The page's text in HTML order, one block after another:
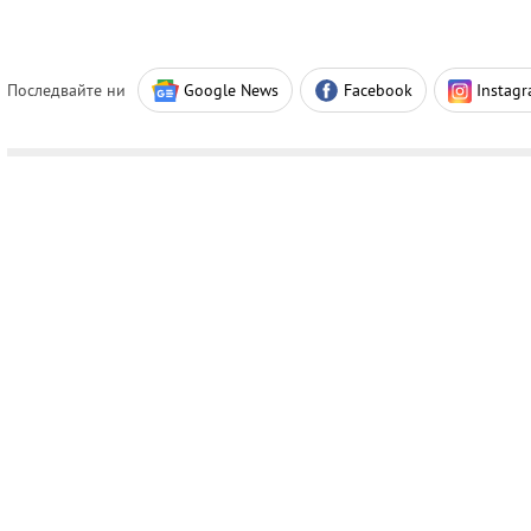
Последвайте ни Google News Facebook